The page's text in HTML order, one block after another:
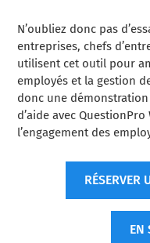
N’oubliez donc pas
entreprises, chefs
utilisent cet outil pour
employés et la gestion
donc une
d’aide avec
l’engagement des
RÉSERVER
EN